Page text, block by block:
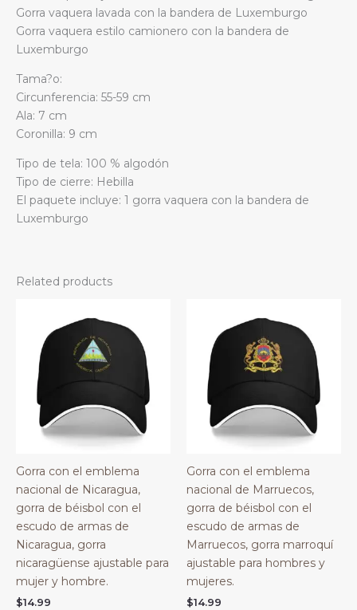
Gorra vaquera lavada con la bandera de Luxemburgo
Gorra vaquera estilo camionero con la bandera de
Luxemburgo
Tama?o:
Circunferencia: 55-59 cm
Ala: 7 cm
Coronilla: 9 cm
Tipo de tela: 100 % algodón
Tipo de cierre: Hebilla
El paquete incluye: 1 gorra vaquera con la bandera de
Luxemburgo
Related products
Gorra con el emblema
nacional de Nicaragua,
gorra de béisbol con el
escudo de armas de
Nicaragua, gorra
nicaragüense ajustable para
mujer y hombre.
$14.99
Gorra con el emblema
nacional de Marruecos,
gorra de béisbol con el
escudo de armas de
Marruecos, gorra marroquí
ajustable para hombres y
mujeres.
$14.99